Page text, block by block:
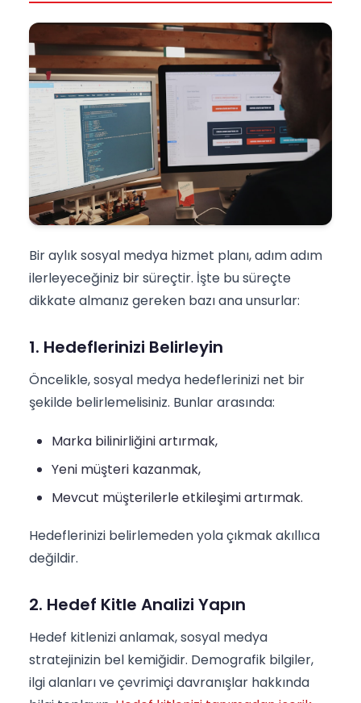
Bir aylık sosyal medya hizmet planı, adım adım
ilerleyeceğiniz bir süreçtir. İşte bu süreçte
dikkate almanız gereken bazı ana unsurlar:
1. Hedeflerinizi Belirleyin
Öncelikle, sosyal medya hedeflerinizi net bir
şekilde belirlemelisiniz. Bunlar arasında:
Marka bilinirliğini artırmak,
Yeni müşteri kazanmak,
Mevcut müşterilerle etkileşimi artırmak.
Hedeflerinizi belirlemeden yola çıkmak akıllıca
değildir.
2. Hedef Kitle Analizi Yapın
Hedef kitlenizi anlamak, sosyal medya
stratejinizin bel kemiğidir. Demografik bilgiler,
ilgi alanları ve çevrimiçi davranışlar hakkında